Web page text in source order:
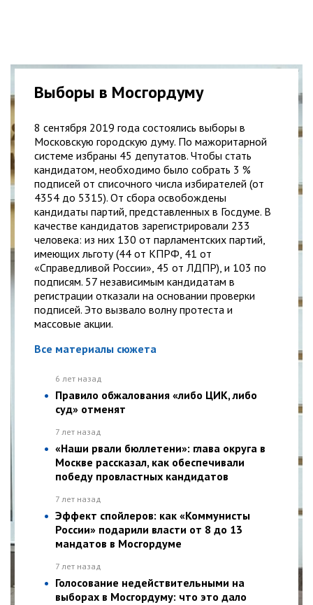
Выборы в Мосгордуму
8 сентября 2019 года состоялись выборы в
Московскую городскую думу. По мажоритарной
системе избраны 45 депутатов. Чтобы стать
кандидатом, необходимо было собрать 3 %
подписей от списочного числа избирателей (от
4354 до 5315). От сбора освобождены
кандидаты партий, представленных в Госдуме. В
качестве кандидатов зарегистрировали 233
человека: из них 130 от парламентских партий,
имеющих льготу (44 от КПРФ, 41 от
«Справедливой России», 45 от ЛДПР), и 103 по
подписям. 57 независимым кандидатам в
регистрации отказали на основании проверки
подписей. Это вызвало волну протеста и
массовые акции.
Все материалы сюжета
6 лет назад
Правило обжалования «либо ЦИК, либо
суд» отменят
7 лет назад
«Наши рвали бюллетени»: глава округа в
Москве рассказал, как обеспечивали
победу провластных кандидатов
7 лет назад
Эффект спойлеров: как «Коммунисты
России» подарили власти от 8 до 13
мандатов в Мосгордуме
7 лет назад
Голосование недействительными на
выборах в Мосгордуму: что это дало